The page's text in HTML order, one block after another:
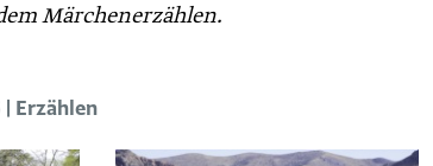
Märchenerzählen.
Erzählen